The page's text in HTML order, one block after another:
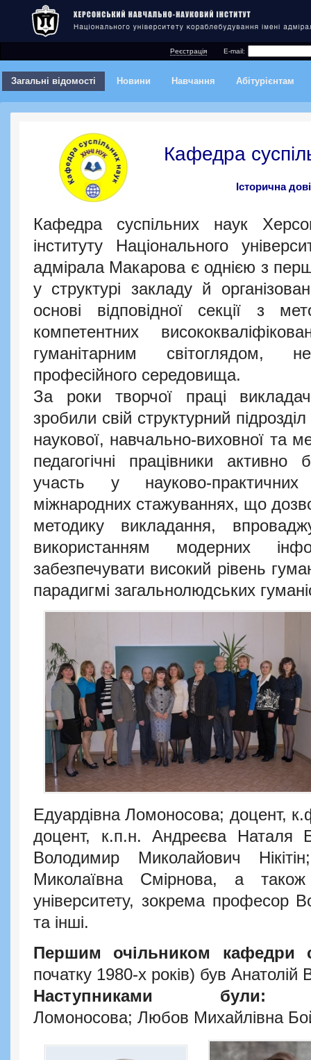
Реєстрація E-mail:
Загальні відомості Новини Навчання Абітурієнтам
Кафедра
Історична
Кафедра суспільних наук
інституту Національного
адмірала Макарова є однією з
у структурі закладу й
основі відповідної секції з
компетентних
гуманітарним світоглядом,
професійного середовища.
За роки творчої праці
зробили свій структурний
наукової, навчально-виховної та
педагогічні працівники
участь у науково-
міжнародних стажуваннях, що
методику викладання,
використанням модерних
забезпечувати високий рівень
парадигмі загальнолюдських
Едуардівна Ломоносова; доцент,
доцент, к.п.н. Андреєва Наталя
Володимир Миколайович
Миколаївна Смірнова, а також
університету, зокрема професор
та інші.
Першим очільником кафедри
початку 1980-х років) був
Наступниками були:
Ломоносова; Любов Михайлівна